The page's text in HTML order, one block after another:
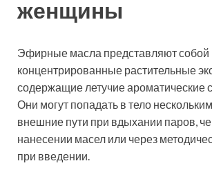
женщины
Эфирные масла представляют собой
концентрированные растительные
содержащие летучие ароматические
Они могут попадать в тело
внешние пути при вдыхании паров,
нанесении масел или через
при введении.